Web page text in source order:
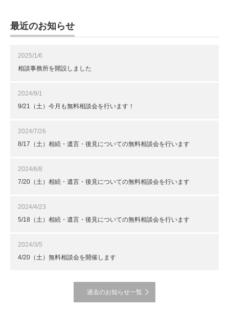
最近のお知らせ
2025/1/6
相談事務所を開設しました
2024/9/1
9/21（土）今月も無料相談会を行います！
2024/7/26
8/17（土）相続・遺言・後見についての無料相談会を行います
2024/6/8
7/20（土）相続・遺言・後見についての無料相談会を行います
2024/4/23
5/18（土）相続・遺言・後見についての無料相談会を行います
2024/3/5
4/20（土）無料相談会を開催します
過去のお知らせ一覧